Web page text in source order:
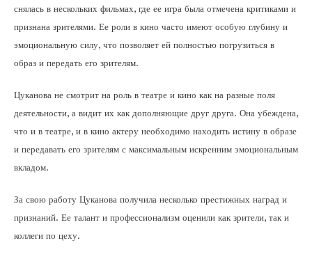
снялась в нескольких фильмах, где ее игра была отмечена критиками и
признана зрителями. Ее роли в кино часто имеют особую глубину и
эмоциональную силу, что позволяет ей полностью погрузиться в
образ и передать его зрителям.
Цуканова не смотрит на роль в театре и кино как на разные поля
деятельности, а видит их как дополняющие друг друга. Она убеждена,
что и в театре, и в кино актеру необходимо находить истину в образе
и передавать его зрителям с максимальным искренним эмоциональным
вкладом.
За свою работу Цуканова получила несколько престижных наград и
признаний. Ее талант и профессионализм оценили как зрители, так и
коллеги по цеху.